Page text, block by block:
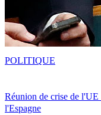
Réunion de crise de
l'Espagne
POLITIQUE